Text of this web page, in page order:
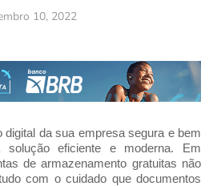
10, 2022
digital da sua empresa segura e bem
solução eficiente e moderna. Em
de armazenamento gratuitas não
com o cuidado que documentos